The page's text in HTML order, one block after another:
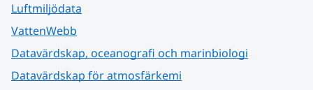
Luftmiljödata
VattenWebb
Datavärdskap, oceanografi och marinbiologi
Datavärdskap för atmosfärkemi